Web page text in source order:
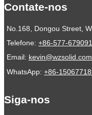
Contate-nos
No.168, Dongou Street,
Telefone: +86-577-
Email: kevin@wzsolid.com
WhatsApp: +86-
Siga-nos